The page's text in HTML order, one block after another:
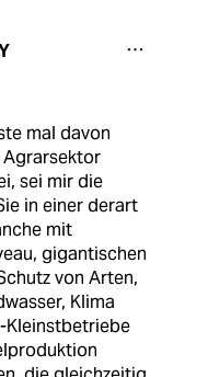
mal davon
sei mir die
in einer derart
mit
gigantischen
von Arten,
Klima
Kleinstbetriebe